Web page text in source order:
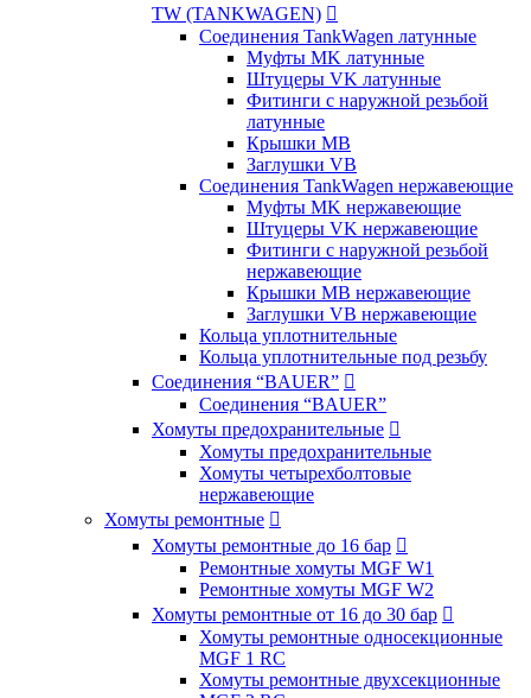
TW (TANKWAGEN) 
Соединения TankWagen латунные
Муфты MK латунные
Штуцеры VK латунные
Фитинги с наружной резьбой
латунные
Крышки MB
Заглушки VB
Соединения TankWagen нержавеющие
Муфты MK нержавеющие
Штуцеры VK нержавеющие
Фитинги с наружной резьбой
нержавеющие
Крышки MB нержавеющие
Заглушки VB нержавеющие
Кольца уплотнительные
Кольца уплотнительные под резьбу
Соединения “BAUER” 
Соединения “BAUER”
Хомуты предохранительные 
Хомуты предохранительные
Хомуты четырехболтовые
нержавеющие
Хомуты ремонтные 
Хомуты ремонтные до 16 бар 
Ремонтные хомуты MGF W1
Ремонтные хомуты MGF W2
Хомуты ремонтные от 16 до 30 бар 
Хомуты ремонтные односекционные
MGF 1 RC
Хомуты ремонтные двухсекционные